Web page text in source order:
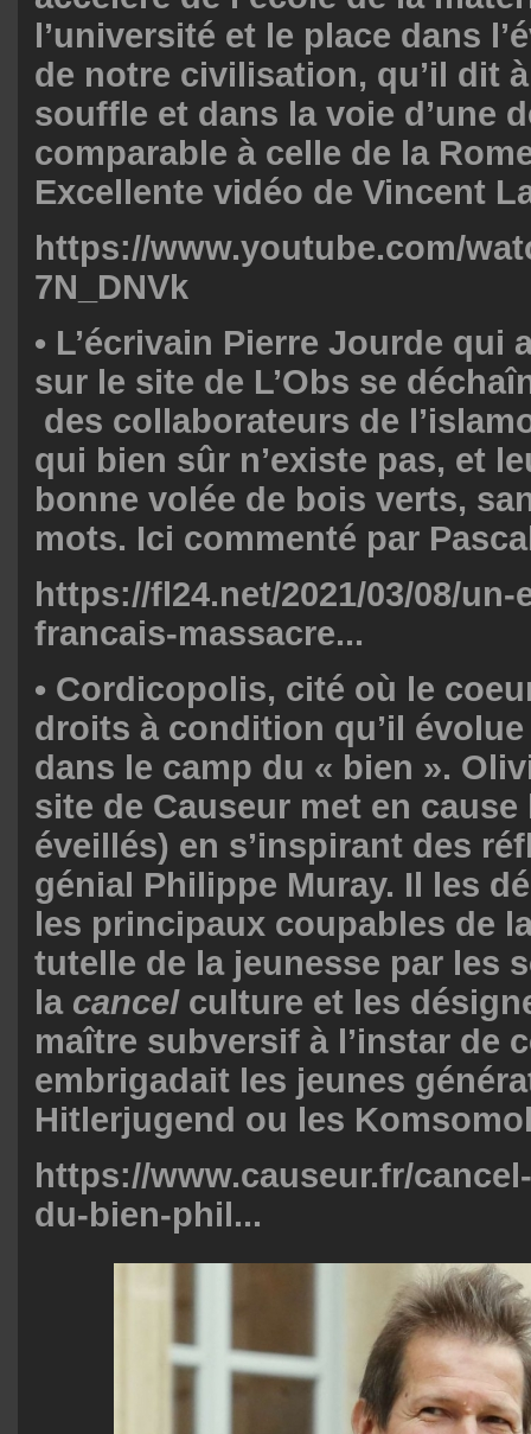
l’université et le place dans
de notre civilisation, qu’il dit
souffle et dans la voie d’une
comparable à celle de la
Excellente vidéo de Vincent
https://www.youtube.com/
7N_DNVk
• L’écrivain Pierre Jourde qui
sur le site de L’Obs se
des collaborateurs de
qui bien sûr n’existe pas, et
bonne volée de bois verts,
mots. Ici commenté par
https://fl24.net/2021/03/08/un-
francais-massacre...
• Cordicopolis, cité où le
droits à condition qu’il
dans le camp du « bien ».
site de Causeur met en
éveillés) en s’inspirant des
génial Philippe Muray. Il les
les principaux coupables de
tutelle de la jeunesse par les
la cancelculture et les
maître subversif à l’instar de
embrigadait les jeunes
Hitlerjugend ou les
https://www.causeur.fr/
du-bien-phil...